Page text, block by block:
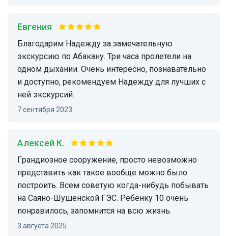
Евгения
Благодарим Надежду за замечательную
экскурсию по Абакану. Три часа пролетели на
одном дыхании. Очень интересно, познавательно
и доступно, рекомендуем Надежду для лучших с
ней экскурсий.
7 сентября 2023
Алексей К.
Грандиозное сооружение, просто невозможно
представить как такое вообще можно было
построить. Всем советую когда-нибудь побывать
на Саяно-Шушенской ГЭС. Ребёнку 10 очень
понравилось, запомнится на всю жизнь.
3 августа 2025